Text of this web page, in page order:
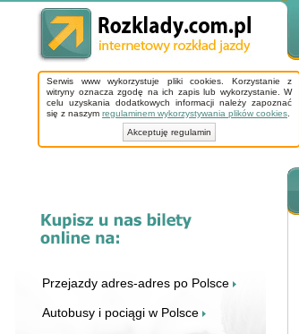
Serwis www wykorzystuje pliki cookies. Korzystanie z
witryny oznacza zgodę na ich zapis lub wykorzystanie. W
celu uzyskania dodatkowych informacji należy zapoznać
się z naszym regulaminem wykorzystywania plików cookies
Akceptuję regulamin
Przejazdy adres-adres po Polsce
Autobusy i pociągi w Polsce